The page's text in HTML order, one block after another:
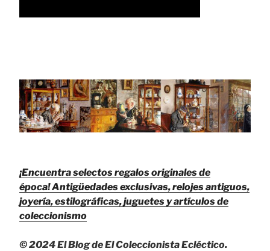
¡Encuentra selectos regalos originales de
época!Antigüedades exclusivas, relojes antiguos,
joyería, estilográficas, juguetes y artículos de
coleccionismo
© 2024 El Blog de El Coleccionista Ecléctico.